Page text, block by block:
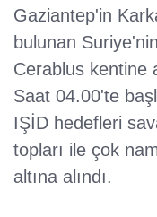
Gaziantep'in
bulunan
Cerablus kentine
Saat 04.00'te
IŞİD hedefleri
topları ile çok
altına alındı.